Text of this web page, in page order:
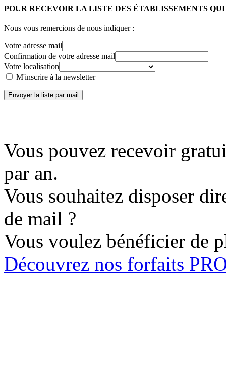
POUR RECEVOIR LA LISTE DES ÉTABLISSEMENTS
Nous vous remercions de nous indiquer :
Votre adresse mail
Confirmation de votre adresse mail
Votre localisation
M'inscrire à la newsletter
Envoyer la liste par mail
Vous pouvez recevoir
par an.
Vous souhaitez disposer
de mail ?
Vous voulez bénéficier de
Découvrez nos forfaits